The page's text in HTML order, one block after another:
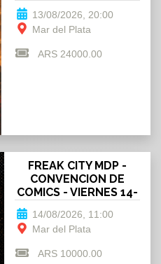
13/08/2026, 20:00
Mar del Plata
ARS 24000.00
FREAK CITY MDP -
CONVENCION DE
COMICS - VIERNES 14-
14/08/2026, 11:00
Mar del Plata
ARS 10000.00